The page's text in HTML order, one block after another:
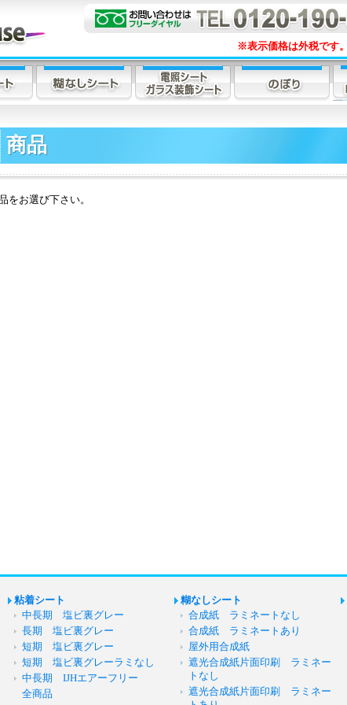
※表示価格は外税です。
商品
をお選び下さい。
粘着シート
中長期 塩ビ裏グレー
長期 塩ビ裏グレー
短期 塩ビ裏グレー
短期 塩ビ裏グレーラミなし
中長期 IJHエアーフリー
全商品
糊なしシート
合成紙 ラミネートなし
合成紙 ラミネートあり
屋外用合成紙
遮光合成紙片面印刷 ラミネー
トなし
遮光合成紙片面印刷 ラミネー